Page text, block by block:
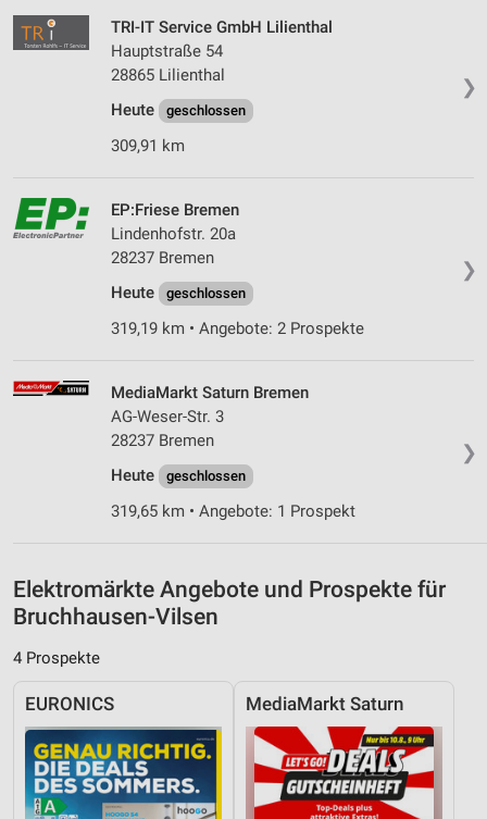
❯
TRI-IT Service GmbH Lilienthal
Hauptstraße 54
28865 Lilienthal
Heute
geschlossen
309,91 km
❯
EP:Friese Bremen
Lindenhofstr. 20a
28237 Bremen
Heute
geschlossen
319,19 km • Angebote: 2 Prospekte
❯
MediaMarkt Saturn Bremen
AG-Weser-Str. 3
28237 Bremen
Heute
geschlossen
319,65 km • Angebote: 1 Prospekt
Elektromärkte Angebote und Prospekte für
Bruchhausen-Vilsen
4 Prospekte
EURONICS MediaMarkt Saturn
Werbung
Verwendung von Profilen zur Auswahl
personalisierter Werbung
Erstellung von Profilen zur Personalisierung
von Inhalten
personalisierter Inhalte
Messung der Werbeleistung
Messung der Performance von Inhalten
Analyse von Zielgruppen durch Statistiken oder
Entwicklung und Verbesserung der Angebote
Verwendung reduzierter Daten zur Auswahl von
IAB-Besonderheiten:
Geräte anhand von aktiv angeforderten
Informationen identifizieren
Nicht-IAB-Verarbeitungszwecke:
Performance
Funktional